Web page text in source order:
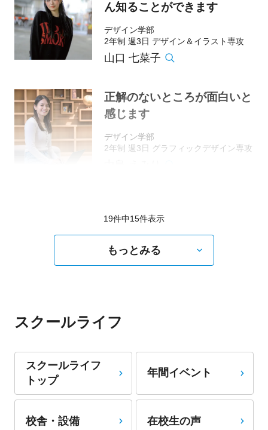
ん知ることができます
デザイン学部
2年制 週3日 デザイン＆イラスト専攻
山口 七菜子
正解のないところが面白いと
感じます
デザイン学部
2年制 週3日 グラフィックデザイン専攻
19件中15件表示
もっとみる
スクールライフ
スクールライフ
トップ
年間イベント
校舎・設備 在校生の声